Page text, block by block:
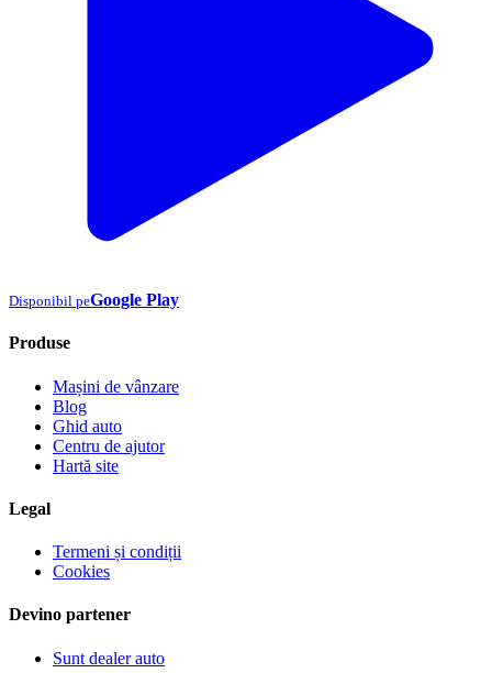
Disponibil peGoogle Play
Produse
Mașini de vânzare
Blog
Ghid auto
Centru de ajutor
Hartă site
Legal
Termeni și condiții
Cookies
Devino partener
Sunt dealer auto